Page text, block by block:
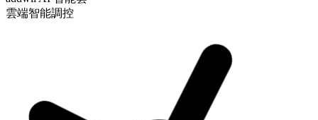
雲端智能調控